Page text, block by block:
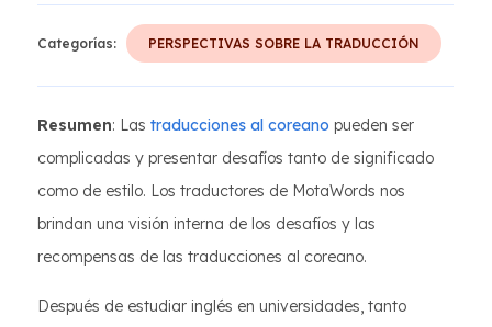
Categorías: PERSPECTIVAS SOBRE LA TRADUCCIÓN
Resumen: Las traducciones al coreano pueden ser
complicadas y presentar desafíos tanto de significado
como de estilo. Los traductores de MotaWords nos
brindan una visión interna de los desafíos y las
recompensas de las traducciones al coreano.
Después de estudiar inglés en universidades, tanto